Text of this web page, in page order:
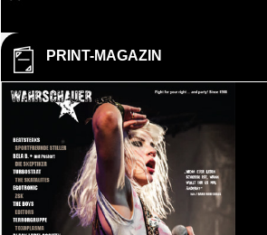
PRINT-MAGAZIN